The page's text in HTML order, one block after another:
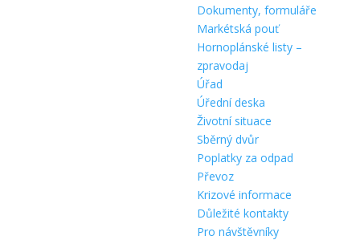
Dokumenty, formuláře
Markétská pouť
Hornoplánské listy –
zpravodaj
Úřad
Úřední deska
Životní situace
Sběrný dvůr
Poplatky za odpad
Převoz
Krizové informace
Důležité kontakty
Pro návštěvníky